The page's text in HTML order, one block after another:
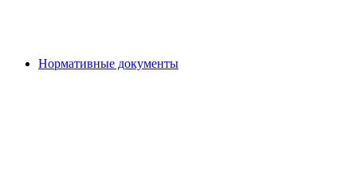
Нормативные документы